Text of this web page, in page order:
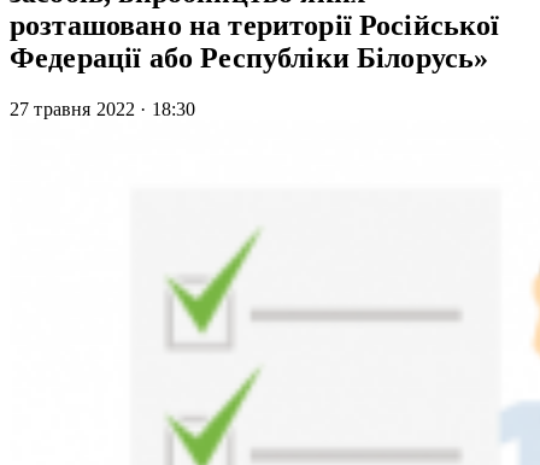
розташовано на території Російської
Федерації або Республіки Білорусь»
27 травня 2022 · 18:30